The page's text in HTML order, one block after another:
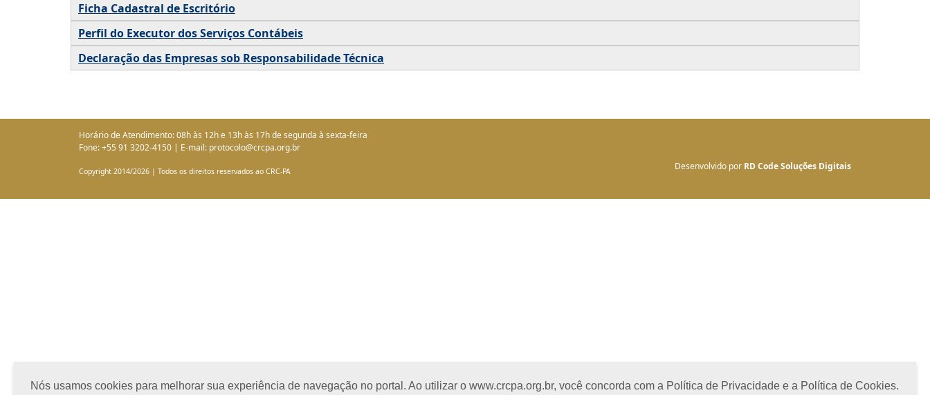
Ficha Cadastral de Escritório
Perfil do Executor dos Serviços Contábeis
Declaração das Empresas sob Responsabilidade Técnica
Nós usamos cookies para melhorar sua experiência de navegação no portal. Ao utilizar o www.crcpa.org.br, você concorda com a Política de Privacidade e a Política de Cookies.
Horário de Atendimento: 08h às 12h e 13h às 17h de segunda à sexta-feira
Fone: +55 91 3202-4150 | E-mail: protocolo@crcpa.org.br
Copyright 2014/2026 | Todos os direitos reservados ao CRC-PA Desenvolvido por RD Code Soluções Digitais